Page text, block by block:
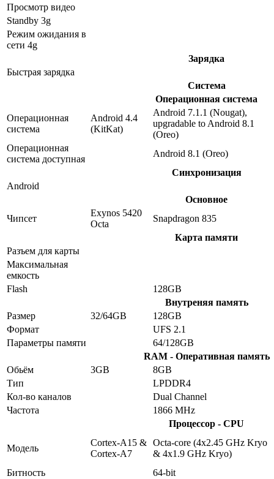
Просмотр видео
Standby 3g
Режим ожидания в
сети 4g
Зарядка
Быстрая зарядка
Система
Операционная система
Операционная
система
Android 4.4
(KitKat)
Android 7.1.1 (Nougat),
upgradable to Android 8.1
(Oreo)
Операционная
система доступная
Android 8.1 (Oreo)
Синхронизация
Android
Основное
Чипсет
Exynos 5420
Octa
Snapdragon 835
Карта памяти
Разъем для карты
Максимальная
емкость
Flash
128GB
Внутреняя память
Размер
32/64GB
128GB
Формат
UFS 2.1
Параметры памяти
64/128GB
RAM - Оперативная память
Обьём
3GB
8GB
Тип
LPDDR4
Кол-во каналов
Dual Channel
Частота
1866 MHz
Процессор - CPU
Модель
Cortex-A15 &
Cortex-A7
Octa-core (4x2.45 GHz Kryo
& 4x1.9 GHz Kryo)
Битность
64-bit